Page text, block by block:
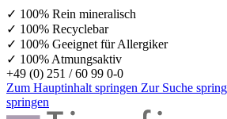
✓ 100% Rein mineralisch
✓ 100% Recyclebar
✓ 100% Geeignet für Allergiker
✓ 100% Atmungsaktiv
+49 (0) 251 / 60 99 0-0
Zum Hauptinhalt springen Zur Suche
springen